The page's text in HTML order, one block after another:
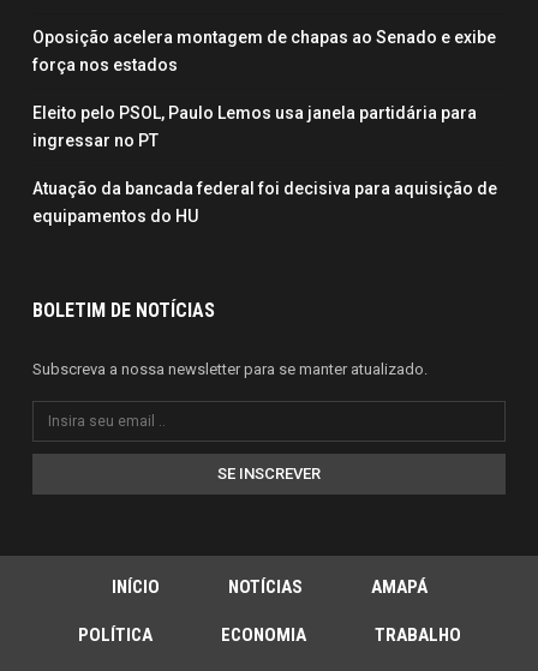
Oposição acelera montagem de chapas ao Senado e exibe
força nos estados
Eleito pelo PSOL, Paulo Lemos usa janela partidária para
ingressar no PT
Atuação da bancada federal foi decisiva para aquisição de
equipamentos do HU
BOLETIM DE NOTÍCIAS
Subscreva a nossa newsletter para se manter atualizado.
SE INSCREVER
INÍCIO NOTÍCIAS AMAPÁ
POLÍTICA ECONOMIA TRABALHO